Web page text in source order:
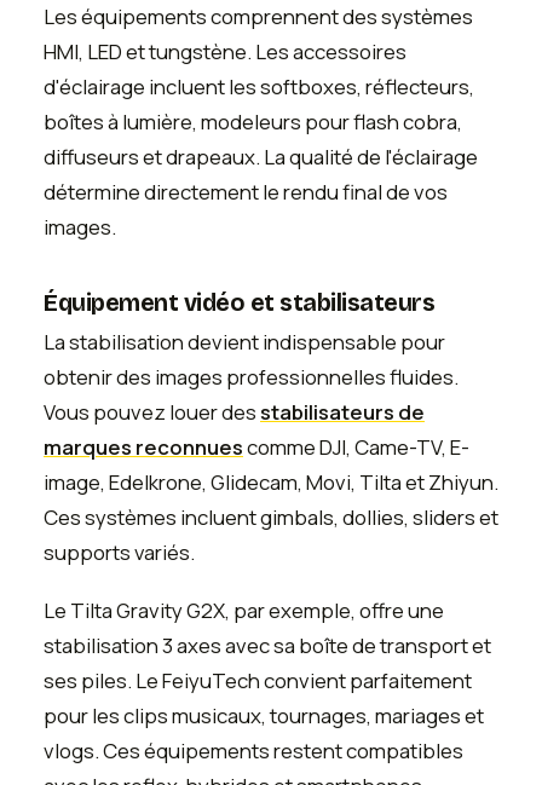
Les équipements comprennent des systèmes
HMI, LED et tungstène. Les accessoires
d'éclairage incluent les softboxes, réflecteurs,
boîtes à lumière, modeleurs pour flash cobra,
diffuseurs et drapeaux. La qualité de l'éclairage
détermine directement le rendu final de vos
images.
Équipement vidéo et stabilisateurs
La stabilisation devient indispensable pour
obtenir des images professionnelles fluides.
Vous pouvez louer desstabilisateurs de
marques reconnuescomme DJI, Came-TV, E-
image, Edelkrone, Glidecam, Movi, Tilta et Zhiyun.
Ces systèmes incluent gimbals, dollies, sliders et
supports variés.
Le Tilta Gravity G2X, par exemple, offre une
stabilisation 3 axes avec sa boîte de transport et
ses piles. Le FeiyuTech convient parfaitement
pour les clips musicaux, tournages, mariages et
vlogs. Ces équipements restent compatibles